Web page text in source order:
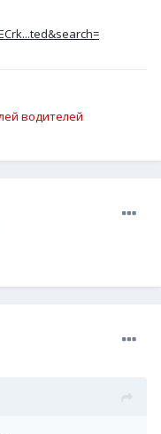
водителей